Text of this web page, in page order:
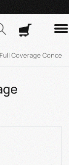
Δευ- Πα
Coverage